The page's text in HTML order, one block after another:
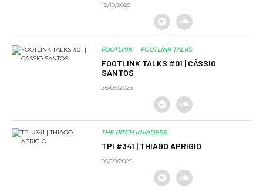
12/10/2025
FOOTLINK FOOTLINK TALKS
FOOTLINK TALKS #01 | CÁSSIO
SANTOS
26/09/2025
THE PITCH INVADERS
TPI #341 | THIAGO APRIGIO
05/09/2025